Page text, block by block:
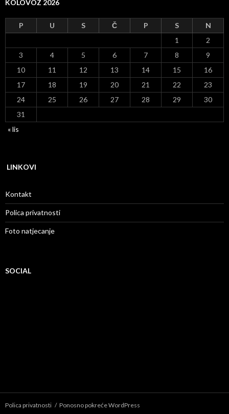
KOLOVOZ 2026
P U S Č P S
N
1
2
3
4 5 6 7 8
9
10
11 12 13 14 15
16
17
18 19 20 21 22
23
24
25 26 27 28 29
30
31
« lis
LINKOVI
Kontakt
Polica privatnosti
Foto natjecanje
SOCIAL
Polica privatnosti Ponosno pokreće WordPress